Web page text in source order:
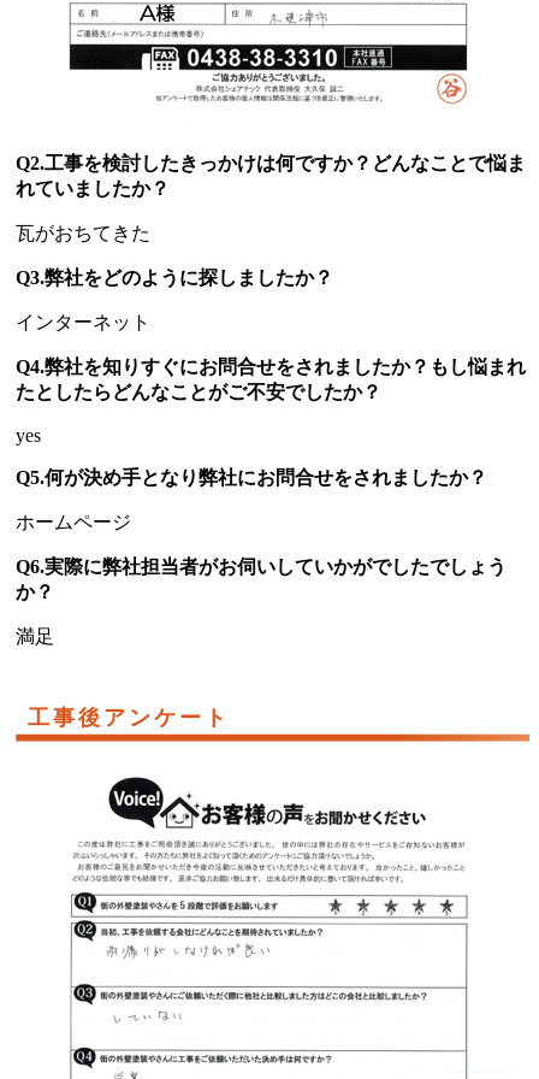
Q2.工事を検討したきっかけは何ですか？どんなことで悩ま
れていましたか？
瓦がおちてきた
Q3.弊社をどのように探しましたか？
インターネット
Q4.弊社を知りすぐにお問合せをされましたか？もし悩まれ
たとしたらどんなことがご不安でしたか？
yes
Q5.何が決め手となり弊社にお問合せをされましたか？
ホームページ
Q6.実際に弊社担当者がお伺いしていかがでしたでしょう
か？
満足
工事後アンケート